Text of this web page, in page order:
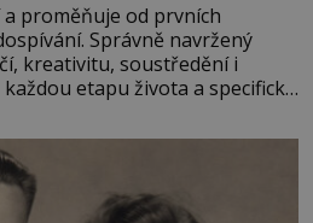
a proměňuje od prvních
Správně navržený
kreativitu, soustředění i
etapu života a specifické
by pokoj miminka měl působit
Předškolní věk je